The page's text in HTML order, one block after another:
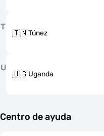
T
🇹🇳Túnez
U
🇺🇬Uganda
Centro de ayuda